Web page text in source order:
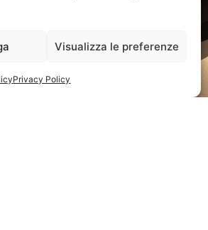
Visualizza le preferenze
Privacy Policy